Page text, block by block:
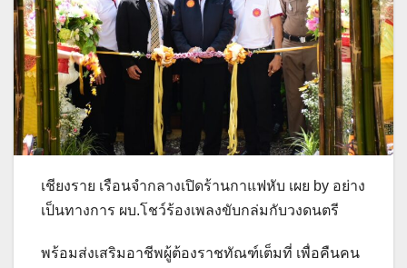
เชียงราย เรือนจำกลางเปิดร้านกาแฟหับ เผย by อย่าง
เป็นทางการ ผบ.โชว์ร้องเพลงขับกล่มกับวงดนตรี
พร้อมส่งเสริมอาชีพผู้ต้องราชทัณฑ์เต็มที่ เพื่อคืนคน